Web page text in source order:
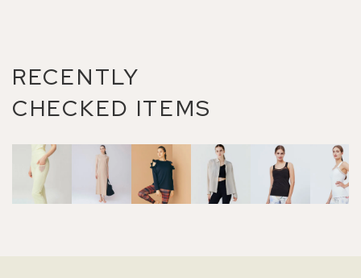
RECENTLY
CHECKED ITEMS